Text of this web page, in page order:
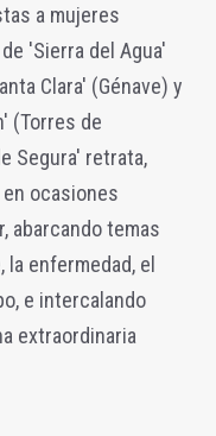
a mujeres
'Sierra del Agua'
Clara' (Génave) y
(Torres de
Segura' retrata,
ocasiones
abarcando temas
la enfermedad, el
e intercalando
extraordinaria